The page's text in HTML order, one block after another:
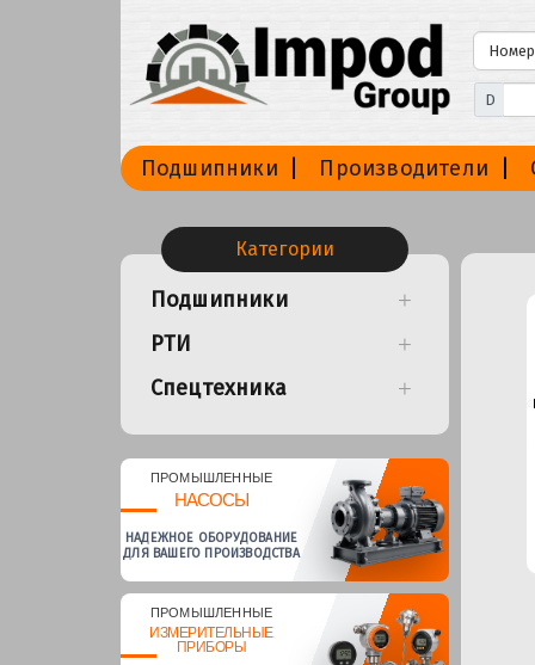
D
Подшипники Производители
Категории
Подшипники
РТИ
Спецтехника
ПРОМЫШЛЕННЫЕ
НАСОСЫ
НАДЕЖНОЕ ОБОРУДОВАНИЕ
ДЛЯ ВАШЕГО ПРОИЗВОДСТВА
ПРОМЫШЛЕННЫЕ
ИЗМЕРИТЕЛЬНЫЕ
ПРИБОРЫ